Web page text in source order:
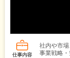
仕事内容
社内や市
事業戦略